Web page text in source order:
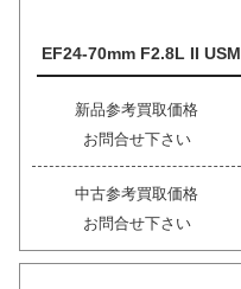
EF24-70mm F2.8L II USM
新品参考買取価格
お問合せ下さい
中古参考買取価格
お問合せ下さい